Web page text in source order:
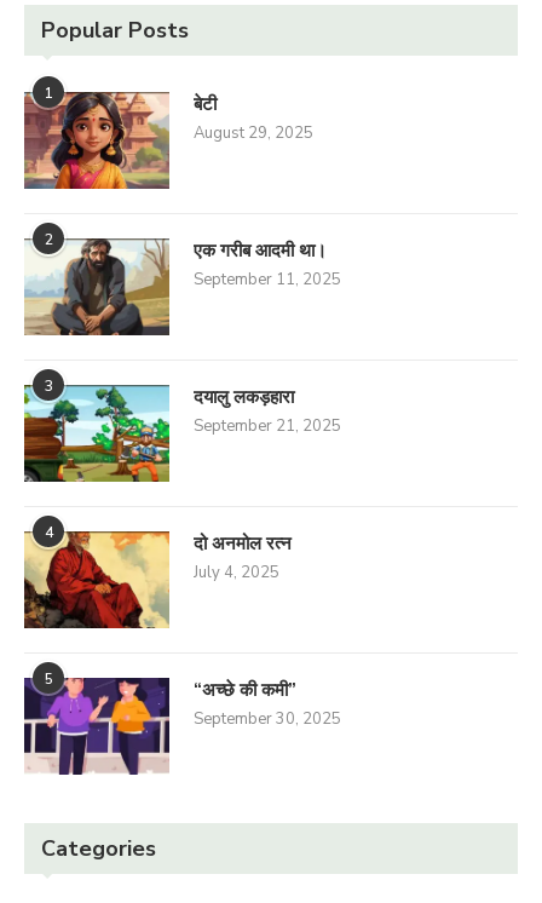
Popular Posts
1 बेटी
August 29, 2025
2 एक गरीब आदमी था।
September 11, 2025
3 दयालु लकड़हारा
September 21, 2025
4 दो अनमोल रत्न
July 4, 2025
5 “अच्छे की कमी”
September 30, 2025
Categories